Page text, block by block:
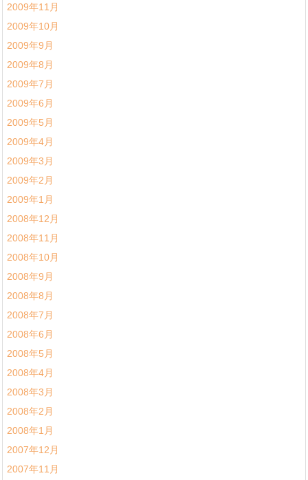
2009年11月
2009年10月
2009年9月
2009年8月
2009年7月
2009年6月
2009年5月
2009年4月
2009年3月
2009年2月
2009年1月
2008年12月
2008年11月
2008年10月
2008年9月
2008年8月
2008年7月
2008年6月
2008年5月
2008年4月
2008年3月
2008年2月
2008年1月
2007年12月
2007年11月